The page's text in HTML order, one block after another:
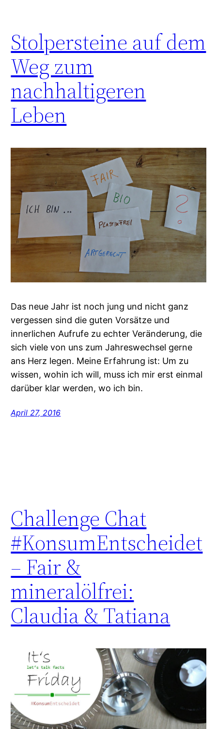
Stolpersteine auf dem
Weg zum
nachhaltigeren
Leben
Das neue Jahr ist noch jung und nicht ganz
vergessen sind die guten Vorsätze und
innerlichen Aufrufe zu echter Veränderung, die
sich viele von uns zum Jahreswechsel gerne
ans Herz legen. Meine Erfahrung ist: Um zu
wissen, wohin ich will, muss ich mir erst einmal
darüber klar werden, wo ich bin.
April 27, 2016
Challenge Chat
#KonsumEntscheidet
– Fair &
mineralölfrei:
Claudia & Tatiana